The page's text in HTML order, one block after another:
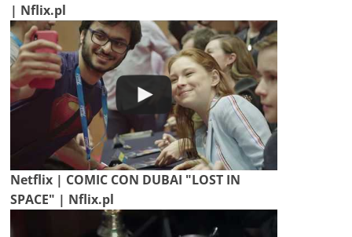
| Nflix.pl
Netflix | COMIC CON DUBAI "LOST IN
SPACE" | Nflix.pl